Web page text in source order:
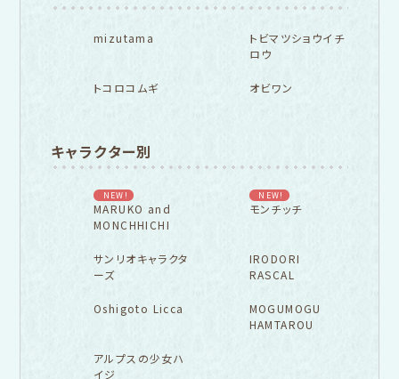
mizutama
トビマツショウイチ
ロウ
トコロコムギ オビワン
キャラクター別
NEW!
MARUKO and
MONCHHICHI
NEW!
モンチッチ
サンリオキャラクタ
ーズ
IRODORI
RASCAL
Oshigoto Licca
MOGUMOGU
HAMTAROU
アルプスの少女ハ
イジ